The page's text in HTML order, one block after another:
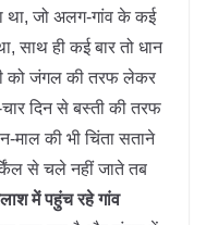
था, जो अलग-गांव के कई
साथ ही कई बार तो धान
को जंगल की तरफ लेकर
दिन से बस्ती की तरफ
की भी चिंता सताने
से चले नहीं जाते तब
में पहुंच रहे गांव